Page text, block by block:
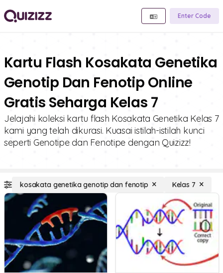
Enter Code
Kartu Flash Kosakata Genetika
Genotip Dan Fenotip Online
Gratis Seharga Kelas 7
Jelajahi koleksi kartu flash Kosakata Genetika Kelas 7
kami yang telah dikurasi. Kuasai istilah-istilah kunci
seperti Genotipe dan Fenotipe dengan Quizizz!
kosakata genetika genotip dan fenotip Kelas 7